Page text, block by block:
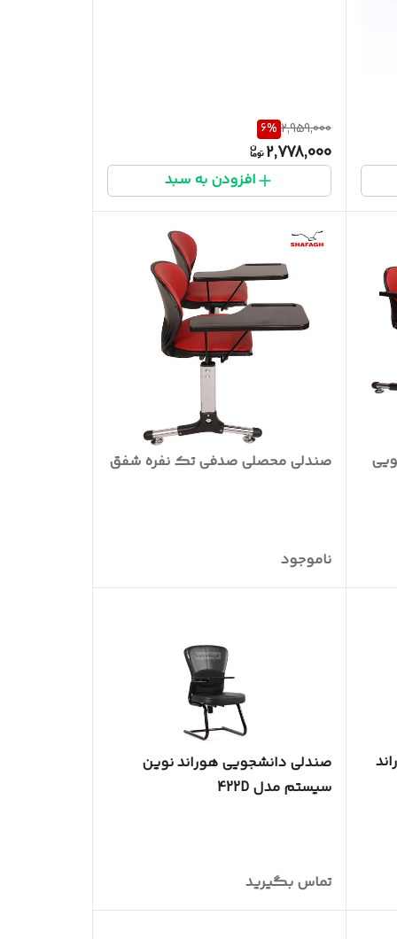
2,959,000
6%
2,778,000
افزودن به سبد
صندلی محصلی صدفی تک نفره شفق
ناموجود
صندلی دانشجویی هوراند نوین
سیستم مدل 422D
تماس بگیرید